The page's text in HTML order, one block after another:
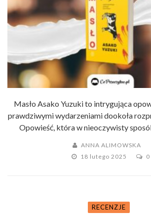
Masło Asako Yuzuki to intrygująca
prawdziwymi wydarzeniami dookoła
Opowieść, która w nieoczywisty
ANNA ALIMOWSKA
18 lutego 2025
0
RECENZJE